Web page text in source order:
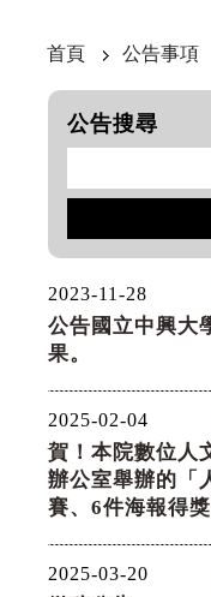
首頁 公告事項
公告搜尋
2023-11-28
公告國立中興大
果。
2025-02-04
賀！本院數位人
辦公室舉辦的「
賽、6件海報得獎
2025-03-20